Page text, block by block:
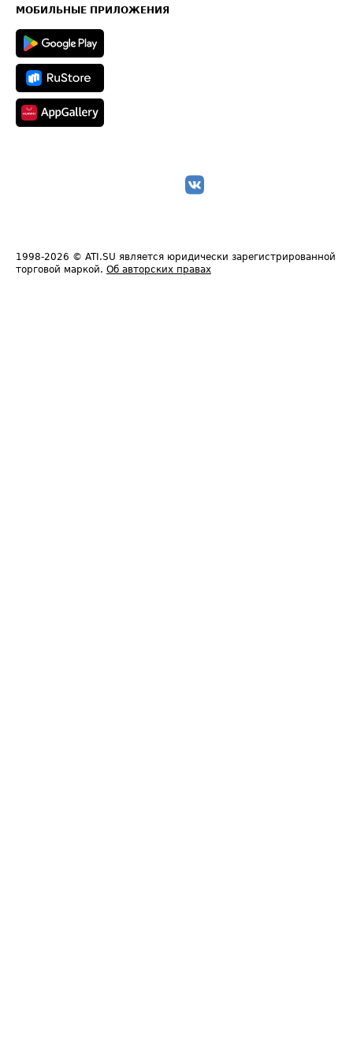
Техническая информация
МОБИЛЬНЫЕ ПРИЛОЖЕНИЯ
1998-2026 © ATI.SU является юридически зарегистрированной
торговой маркой. Об авторских правах